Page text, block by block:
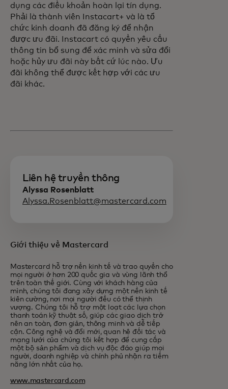
dụng các điều khoản hoàn lại tín dụng.
Phải là thành viên Instacart+ và là tổ
chức kinh doanh đã đăng ký để nhận
được ưu đãi. Instacart có quyền yêu cầu
thông tin bổ sung để xác minh và sửa đổi
hoặc hủy ưu đãi này bất cứ lúc nào. Ưu
đãi không thể được kết hợp với các ưu
đãi khác.
Liên hệ truyền thông
Alyssa Rosenblatt
Alyssa.Rosenblatt@mastercard.com
Giới thiệu về Mastercard
Mastercard hỗ trợ nền kinh tế và trao quyền cho
mọi người ở hơn 200 quốc gia và vùng lãnh thổ
trên toàn thế giới. Cùng với khách hàng của
mình, chúng tôi đang xây dựng một nền kinh tế
kiên cường, nơi mọi người đều có thể thịnh
vượng. Chúng tôi hỗ trợ một loạt các lựa chọn
thanh toán kỹ thuật số, giúp các giao dịch trở
nên an toàn, đơn giản, thông minh và dễ tiếp
cận. Công nghệ và đổi mới, quan hệ đối tác và
mạng lưới của chúng tôi kết hợp để cung cấp
một bộ sản phẩm và dịch vụ độc đáo giúp mọi
người, doanh nghiệp và chính phủ nhận ra tiềm
năng lớn nhất của họ.
www.mastercard.com